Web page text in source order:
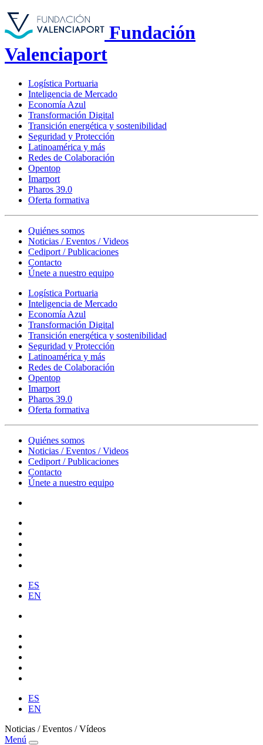
Fundación
Valenciaport
Logística Portuaria
Inteligencia de Mercado
Economía Azul
Transformación Digital
Transición energética y sostenibilidad
Seguridad y Protección
Latinoamérica y más
Redes de Colaboración
Opentop
Imarport
Pharos 39.0
Oferta formativa
Quiénes somos
Noticias / Eventos / Videos
Cediport / Publicaciones
Contacto
Únete a nuestro equipo
Logística Portuaria
Inteligencia de Mercado
Economía Azul
Transformación Digital
Transición energética y sostenibilidad
Seguridad y Protección
Latinoamérica y más
Redes de Colaboración
Opentop
Imarport
Pharos 39.0
Oferta formativa
Quiénes somos
Noticias / Eventos / Videos
Cediport / Publicaciones
Contacto
Únete a nuestro equipo
ES
EN
ES
EN
Noticias / Eventos / Vídeos
Menú